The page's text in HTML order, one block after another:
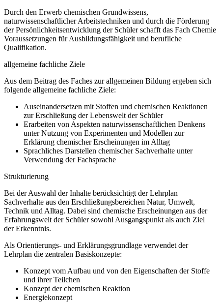
Durch den Erwerb chemischen Grundwissens,
naturwissenschaftlicher Arbeitstechniken und durch die Förderung
der Persönlichkeitsentwicklung der Schüler schafft das Fach Chemie
Voraussetzungen für Ausbildungsfähigkeit und berufliche
Qualifikation.
allgemeine fachliche Ziele
Aus dem Beitrag des Faches zur allgemeinen Bildung ergeben sich
folgende allgemeine fachliche Ziele:
Auseinandersetzen mit Stoffen und chemischen Reaktionen
zur Erschließung der Lebenswelt der Schüler
Erarbeiten von Aspekten naturwissenschaftlichen Denkens
unter Nutzung von Experimenten und Modellen zur
Erklärung chemischer Erscheinungen im Alltag
Sprachliches Darstellen chemischer Sachverhalte unter
Verwendung der Fachsprache
Strukturierung
Bei der Auswahl der Inhalte berücksichtigt der Lehrplan
Sachverhalte aus den Erschließungsbereichen Natur, Umwelt,
Technik und Alltag. Dabei sind chemische Erscheinungen aus der
Erfahrungswelt der Schüler sowohl Ausgangspunkt als auch Ziel
der Erkenntnis.
Als Orientierungs- und Erklärungsgrundlage verwendet der
Lehrplan die zentralen Basiskonzepte:
Konzept vom Aufbau und von den Eigenschaften der Stoffe
und ihrer Teilchen
Konzept der chemischen Reaktion
Energiekonzept